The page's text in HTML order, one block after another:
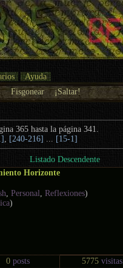
Ayuda
Fisgonear ¡Saltar!
365 hasta la página 341.
[240-216] [15-1]
Listado Descendente
Horizonte
,Personal ,Reflexiones)
)
0posts 5775visitas